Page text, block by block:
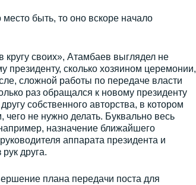
быть, то оно вскоре начало
кругу своих», Атамбаев выглядел не
сколько хозяином церемонии,
сложной работы по передаче власти
раз обращался к новому президенту
собственного авторства, в котором
чего не нужно делать. Буквально весь
назначение ближайшего
аппарата президента и
друга.
плана передачи поста для